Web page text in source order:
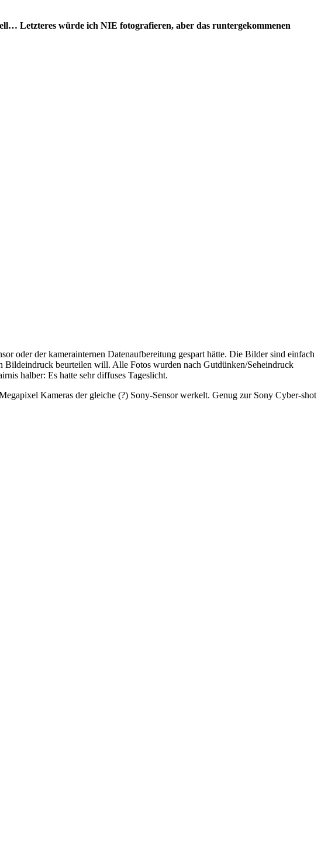
Letzteres würde ich NIE fotografieren, aber das runtergekommenen
oder der kamerainternen Datenaufbereitung gespart hätte. Die Bilder sind einfach
beurteilen will. Alle Fotos wurden nach Gutdünken/Seheindruck
halber: Es hatte sehr diffuses Tageslicht.
Kameras der gleiche (?) Sony-Sensor werkelt. Genug zur Sony Cyber-shot